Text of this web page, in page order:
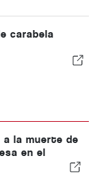
carabela
la muerte de
en el